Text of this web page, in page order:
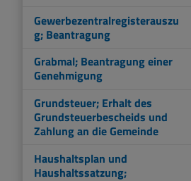
Gewerbezentralregisterauszu
g; Beantragung
Grabmal; Beantragung einer
Genehmigung
Grundsteuer; Erhalt des
Grundsteuerbescheids und
Zahlung an die Gemeinde
Haushaltsplan und
Haushaltssatzung;